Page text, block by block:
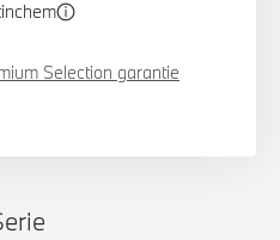
Selection garantie